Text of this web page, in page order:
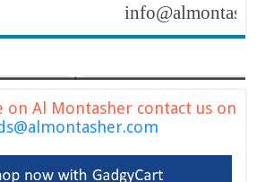
info@almontasher.com
on Al Montasher contact us on